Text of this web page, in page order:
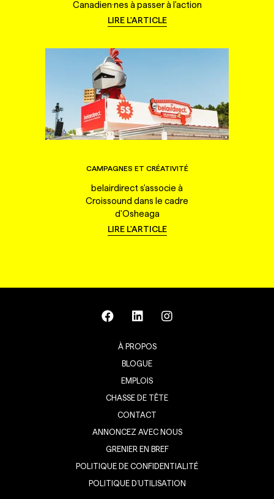
Canadien·nes à passer à l'action
LIRE L'ARTICLE
CAMPAGNES ET CRÉATIVITÉ
belairdirect s'associe à
Croissound dans le cadre
d'Osheaga
LIRE L'ARTICLE
À PROPOS
BLOGUE
EMPLOIS
CHASSE DE TÊTE
CONTACT
ANNONCEZ AVEC NOUS
GRENIER EN BREF
POLITIQUE DE CONFIDENTIALITÉ
POLITIQUE D’UTILISATION